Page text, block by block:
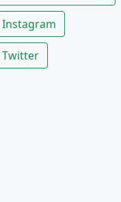
Instagram
Twitter